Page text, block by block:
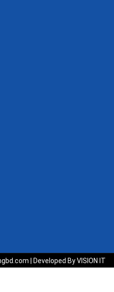
| Developed By VISION IT